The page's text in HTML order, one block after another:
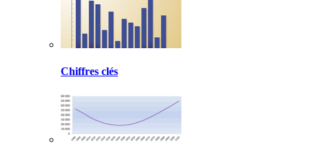
Chiffres clés